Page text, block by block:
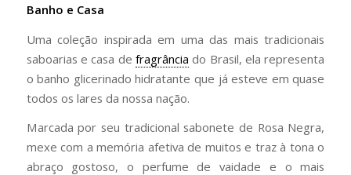
Banho e Casa
Uma coleção inspirada em uma das mais tradicionais
saboarias e casa de fragrância do Brasil, ela representa
o banho glicerinado hidratante que já esteve em quase
todos os lares da nossa nação.
Marcada por seu tradicional sabonete de Rosa Negra,
mexe com a memória afetiva de muitos e traz à tona o
abraço gostoso, o perfume de vaidade e o mais